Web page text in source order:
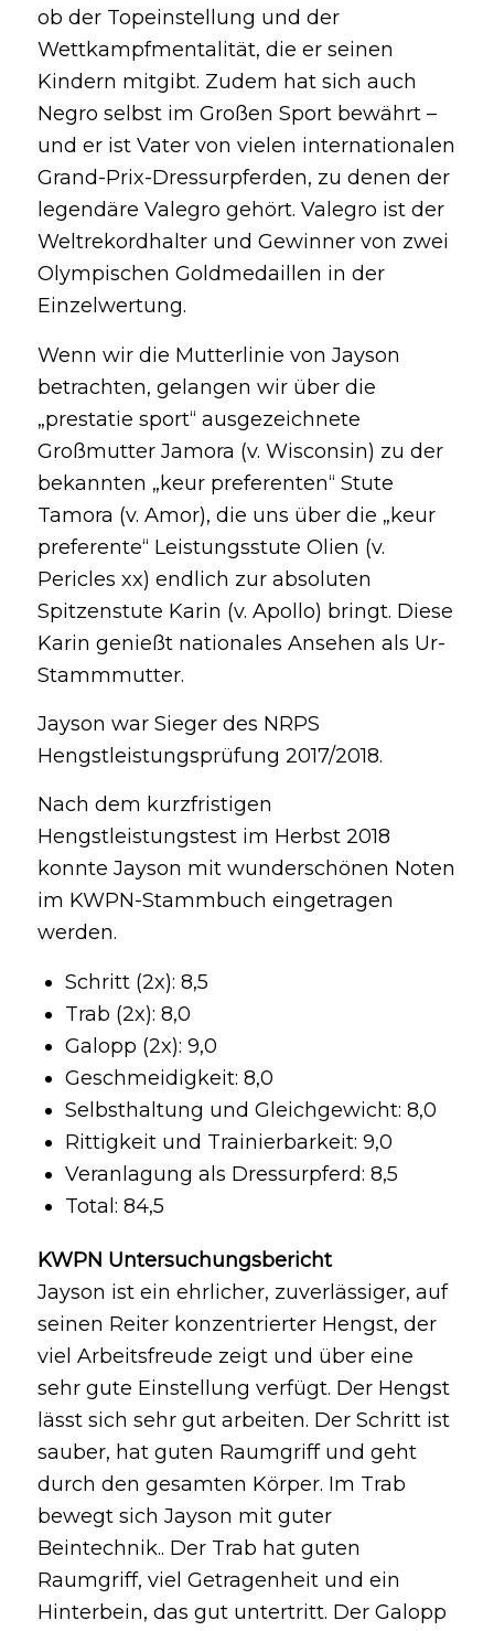
ob der Topeinstellung und der
Wettkampfmentalität, die er seinen
Kindern mitgibt. Zudem hat sich auch
Negro selbst im Großen Sport bewährt –
und er ist Vater von vielen internationalen
Grand-Prix-Dressurpferden, zu denen der
legendäre Valegro gehört. Valegro ist der
Weltrekordhalter und Gewinner von zwei
Olympischen Goldmedaillen in der
Einzelwertung.
Wenn wir die Mutterlinie von Jayson
betrachten, gelangen wir über die
„prestatie sport“ ausgezeichnete
Großmutter Jamora (v. Wisconsin) zu der
bekannten „keur preferenten“ Stute
Tamora (v. Amor), die uns über die „keur
preferente“ Leistungsstute Olien (v.
Pericles xx) endlich zur absoluten
Spitzenstute Karin (v. Apollo) bringt. Diese
Karin genießt nationales Ansehen als Ur-
Stammmutter.
Jayson war Sieger des NRPS
Hengstleistungsprüfung 2017/2018.
Nach dem kurzfristigen
Hengstleistungstest im Herbst 2018
konnte Jayson mit wunderschönen Noten
im KWPN-Stammbuch eingetragen
werden.
Schritt (2x): 8,5
Trab (2x): 8,0
Galopp (2x): 9,0
Geschmeidigkeit: 8,0
Selbsthaltung und Gleichgewicht: 8,0
Rittigkeit und Trainierbarkeit: 9,0
Veranlagung als Dressurpferd: 8,5
Total: 84,5
KWPN Untersuchungsbericht
Jayson ist ein ehrlicher, zuverlässiger, auf
seinen Reiter konzentrierter Hengst, der
viel Arbeitsfreude zeigt und über eine
sehr gute Einstellung verfügt. Der Hengst
lässt sich sehr gut arbeiten. Der Schritt ist
sauber, hat guten Raumgriff und geht
durch den gesamten Körper. Im Trab
bewegt sich Jayson mit guter
Beintechnik.. Der Trab hat guten
Raumgriff, viel Getragenheit und ein
Hinterbein, das gut untertritt. Der Galopp